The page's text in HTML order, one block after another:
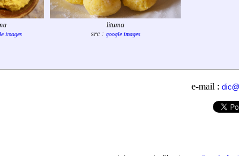
images
lituma
src : google images
e-mail :